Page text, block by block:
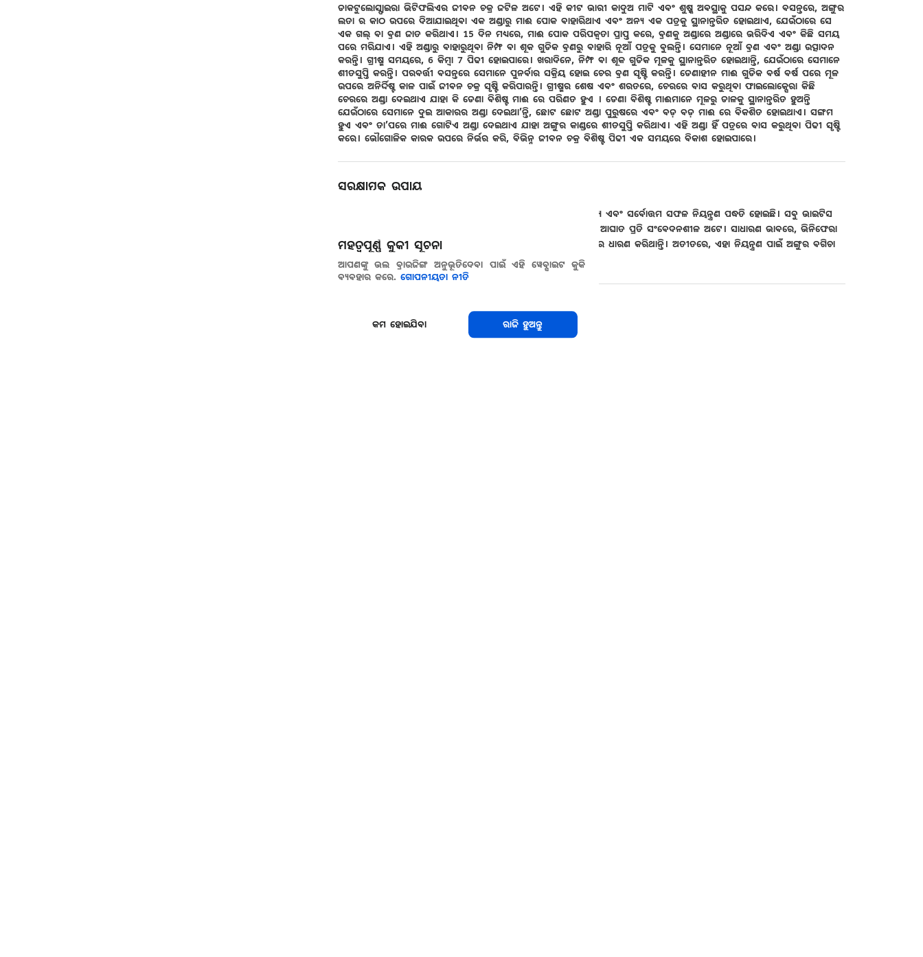
ଡାକଟୁଲୋସ୍ଫାଇରା ଭିଟିଫଲିଏର ଜୀବନ ଚକ୍ର ଜଟିଳ ଅଟେ। ଏହି କୀଟ ଭାରୀ କାଦୁଅ ମାଟି ଏବଂ ଶୁଷ୍କ ଅବସ୍ଥାକୁ ପସନ୍ଦ କରେ। ବସନ୍ତରେ, ଅଙ୍ଗୁର
ଲତା ର କାଠ ଉପରେ ଦିଆଯାଇଥିବା ଏକ ଅଣ୍ଡାରୁ ମାଈ ପୋକ ବାହାରିଥାଏ ଏବଂ ଅନ୍ୟ ଏକ ପତ୍ରକୁ ସ୍ଥାନାନ୍ତରିତ ହୋଇଥାଏ, ଯେଉଁଠାରେ ସେ
ଏକ ଗଲ୍ ବା ବ୍ରଣ ଜାତ କରିଥାଏ। 15 ଦିନ ମଧ୍ୟରେ, ମାଈ ପୋକ ପରିପକ୍ବତା ପ୍ରାପ୍ତ କରେ, ବ୍ରଣକୁ ଅଣ୍ଡାରେ ଅଣ୍ଡାରେ ଭରିଦିଏ ଏବଂ କିଛି ସମୟ
ପରେ ମରିଯାଏ। ଏହି ଅଣ୍ଡାରୁ ବାହାରୁଥିବା ନିମ୍ଫ ବା ଶୂକ ଗୁଡିକ ବ୍ରଣରୁ ବାହାରି ନୂଆଁ ପତ୍ରକୁ ବୁଲନ୍ତି। ସେମାନେ ନୂଆଁ ବ୍ରଣ ଏବଂ ଅଣ୍ଡା ଉତ୍ପାଦନ
କରନ୍ତି। ଗ୍ରୀଷ୍ମ ସମୟରେ, 6 କିମ୍ବା 7 ପିଢୀ ହୋଇପାରେ। ଖରାଦିନେ, ନିମ୍ଫ ବା ଶୂକ ଗୁଡିକ ମୂଳକୁ ସ୍ଥାନାନ୍ତରିତ ହୋଇଥାନ୍ତି, ଯେଉଁଠାରେ ସେମାନେ
ଶୀତସୁପ୍ତି କରନ୍ତି। ପରବର୍ତ୍ତୀ ବସନ୍ତରେ ସେମାନେ ପୁନର୍ବାର ସକ୍ରିୟ ହୋଇ ଚେର ବ୍ରଣ ସୃଷ୍ଟି କରନ୍ତି। ଡେଣାହୀନ ମାଈ ଗୁଡିକ ବର୍ଷ ବର୍ଷ ପରେ ମୂଳ
ଉପରେ ଅନିର୍ଦ୍ଦିଷ୍ଟ କାଳ ପାଇଁ ଜୀବନ ଚକ୍ର ସୃଷ୍ଟି କରିପାରନ୍ତି। ଗ୍ରୀଷ୍ମର ଶେଷ ଏବଂ ଶରତରେ, ଚେରରେ ବାସ କରୁଥିବା ଫାଇଲୋକ୍ସେରା କିଛି
ଚେରରେ ଅଣ୍ଡା ଦେଇଥାଏ ଯାହା କି ଡେଣା ବିଶିଷ୍ଟ ମାଈ ରେ ପରିଣତ ହୁଏ । ଡେଣା ବିଶିଷ୍ଟ ମାଈମାନେ ମୂଳରୁ ଡାଳକୁ ସ୍ଥାନାନ୍ତରିତ ହୁଅନ୍ତି
ଯେଉଁଠାରେ ସେମାନେ ଦୁଇ ଆକାରର ଅଣ୍ଡା ଦେଇଥା’ନ୍ତି, ଛୋଟ ଛୋଟ ଅଣ୍ଡା ପୁରୁଷରେ ଏବଂ ବଡ଼ ବଡ଼ ମାଈ ରେ ବିକଶିତ ହୋଇଥାଏ। ସଙ୍ଗମ
ହୁଏ ଏବଂ ତା’ପରେ ମାଈ ଗୋଟିଏ ଅଣ୍ଡା ଦେଇଥାଏ ଯାହା ଅଙ୍ଗୁର କାଣ୍ଡରେ ଶୀତସୁପ୍ତି କରିଥାଏ। ଏହି ଅଣ୍ଡା ହିଁ ପତ୍ରରେ ବାସ କରୁଥିବା ପିଢୀ ସୃଷ୍ଟି
କରେ। ଭୌଗୋଳିକ କାରକ ଉପରେ ନିର୍ଭର କରି, ବିଭିନ୍ନ ଜୀବନ ଚକ୍ର ବିଶିଷ୍ଟ ପିଢୀ ଏକ ସମୟରେ ବିକାଶ ହୋଇପାରେ।
ସୁରକ୍ଷାତ୍ମକ ଉପାୟ
ପ୍ରତିରୋଧୀ ମୂଳପିଣ୍ଡ (ଆମେରିକୀୟ ମୂଳପିଣ୍ଡ) ଅନେକ ଦଶନ୍ଧି ପାଇଁ ମୁଖ୍ୟ ଏବଂ ସର୍ବୋତ୍ତମ ସଫଳ ନିୟନ୍ତ୍ରଣ ପଦ୍ଧତି ହୋଇଛି। ସବୁ ଭାଇଟିସ
ଭିନିଫେରା କିସମ ଏବଂ ଫରାସୀ ସଙ୍କର କିସମ ଚେଳ ବ୍ରଣ କୀଟ ଦ୍ଵାରା ଆଘାତ ପ୍ରତି ସଂବେଦନଶୀଳ ଅଟେ। ସାଧାରଣ ଭାବରେ, ଭିନିଫେରା
ମାତା-ପିତା ଗୁଣ ନଥିବା ମୂଳପିଣ୍ଡ ସେମାନଙ୍କ ପ୍ରତିରୋଧତା ବହୁଳ ଭାବରେ ଧାରଣ କରିଥାନ୍ତି। ଅତୀତରେ, ଏହା ନିୟନ୍ତ୍ରଣ ପାଇଁ ଅଙ୍ଗୁର ବଗିଚା
କୁ କିଛି ସପ୍ତାହ ପାଇଁ ପ୍ଲାବନ କରାଯାଉଥିଲା।.
ମହତ୍ୱପୂର୍ଣ୍ଣ କୁକୀ ସୂଚନା
ଆପଣଙ୍କୁ ଭଲ ବ୍ରାଉଜିଙ୍ଗ ଅନୁଭୂତିଦେବା ପାଇଁ ଏହି ୱେବ୍ସାଇଟ କୁକି
ବ୍ୟବହାର କରେ. ଗୋପନୀୟତା ନୀତି
କମ ହୋଇଯିବା ରାଜି ହୁଅନ୍ତୁ